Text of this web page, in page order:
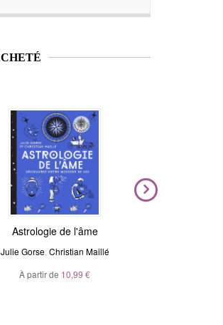
Nouveauté
Stickers - Céleste
André Sanchez
20,00 €
Astrologie de l'âme
Julie Gorse Christian Maillé
À partir de 10,99 €